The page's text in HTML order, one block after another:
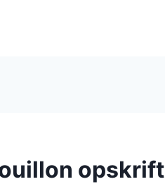
opskrift